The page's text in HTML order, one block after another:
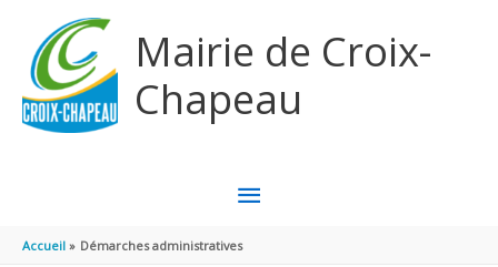
Mairie de Croix-
Chapeau
MENU
PRINCIPAL
Accueil Démarches administratives